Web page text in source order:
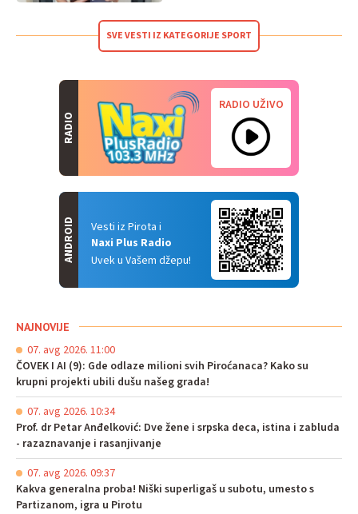
SVE VESTI IZ KATEGORIJE SPORT
RADIO
RADIO UŽIVO
Vesti iz Pirota i
Naxi Plus Radio
Uvek u Vašem džepu!
ANDROID
NAJNOVIJE
07. avg 2026. 11:00
ČOVEK I AI (9): Gde odlaze milioni svih Piroćanaca? Kako su
krupni projekti ubili dušu našeg grada!
07. avg 2026. 10:34
Prof. dr Petar Anđelković: Dve žene i srpska deca, istina i zabluda
- razaznavanje i rasanjivanje
07. avg 2026. 09:37
Kakva generalna proba! Niški superligaš u subotu, umesto s
Partizanom, igra u Pirotu